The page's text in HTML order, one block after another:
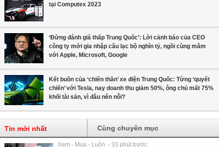
tại Computex 2023
‘Đừng đánh giá thấp Trung Quốc’: Lời cảnh báo của CEO
công ty mới gia nhập câu lạc bộ nghìn tỷ, ngồi cùng mâm
với Apple, Microsoft, Google
Kết buồn của ‘chiến thần’ xe điện Trung Quốc: Từng ‘quyết
chiến’ với Tesla, nay doanh thu giảm 50%, ông chủ mất 75%
khối tài sản, vì đâu nên nỗi?
Tin mới nhất Cùng chuyên mục
Xem - Mua - Luôn - 33 phút trước